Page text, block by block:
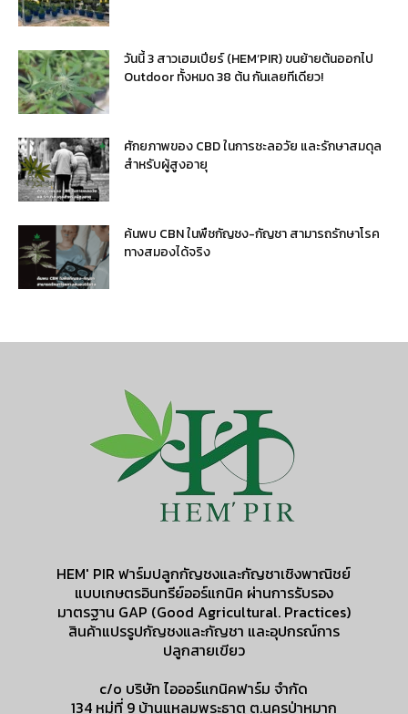
วันนี้ 3 สาวเฮมเปียร์ (HEM’PIR) ขนย้ายต้นออกไป
Outdoor ทั้งหมด 38 ต้น กันเลยทีเดียว!
ศักยภาพของ CBD ในการชะลอวัย และรักษาสมดุล
สำหรับผู้สูงอายุ
ค้นพบ CBN ในพืชกัญชง-กัญชา สามารถรักษาโรค
ทางสมองได้จริง
HEM' PIR ฟาร์มปลูกกัญชงและกัญชาเชิงพาณิชย์
แบบเกษตรอินทรีย์ออร์แกนิค ผ่านการรับรอง
มาตรฐาน GAP (Good Agricultural. Practices)
สินค้าแปรรูปกัญชงและกัญชา และอุปกรณ์การ
ปลูกสายเขียว
c/o บริษัท ไอออร์แกนิคฟาร์ม จำกัด
134 หมู่ที่ 9 บ้านแหลมพระธาตุ ต.นครป่าหมาก